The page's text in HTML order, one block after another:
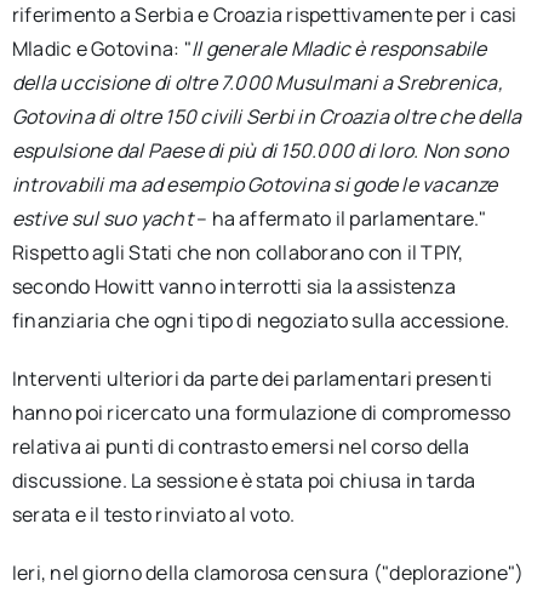
riferimento a Serbia e Croazia rispettivamente per i casi
Mladic e Gotovina: "Il generale Mladic è responsabile
della uccisione di oltre 7.000 Musulmani a Srebrenica,
Gotovina di oltre 150 civili Serbi in Croazia oltre che della
espulsione dal Paese di più di 150.000 di loro. Non sono
introvabili ma ad esempio Gotovina si gode le vacanze
estive sul suo yacht– ha affermato il parlamentare."
Rispetto agli Stati che non collaborano con il TPIY,
secondo Howitt vanno interrotti sia la assistenza
finanziaria che ogni tipo di negoziato sulla accessione.
Interventi ulteriori da parte dei parlamentari presenti
hanno poi ricercato una formulazione di compromesso
relativa ai punti di contrasto emersi nel corso della
discussione. La sessione è stata poi chiusa in tarda
serata e il testo rinviato al voto.
Ieri, nel giorno della clamorosa censura ("deplorazione")